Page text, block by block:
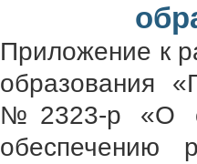
Приложение к
образования
№2323-р «О
обеспечению